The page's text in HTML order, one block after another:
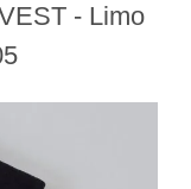
- Limo